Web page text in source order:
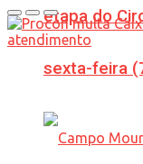
etapa do
sexta-feira